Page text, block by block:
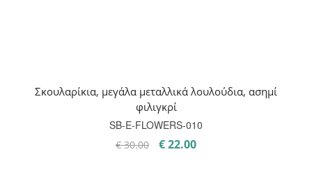
Σκουλαρίκια, μεγάλα μεταλλικά λουλούδια, ασημί
φιλιγκρί
SB-E-FLOWERS-010
€30.00
Original
€22.00Η